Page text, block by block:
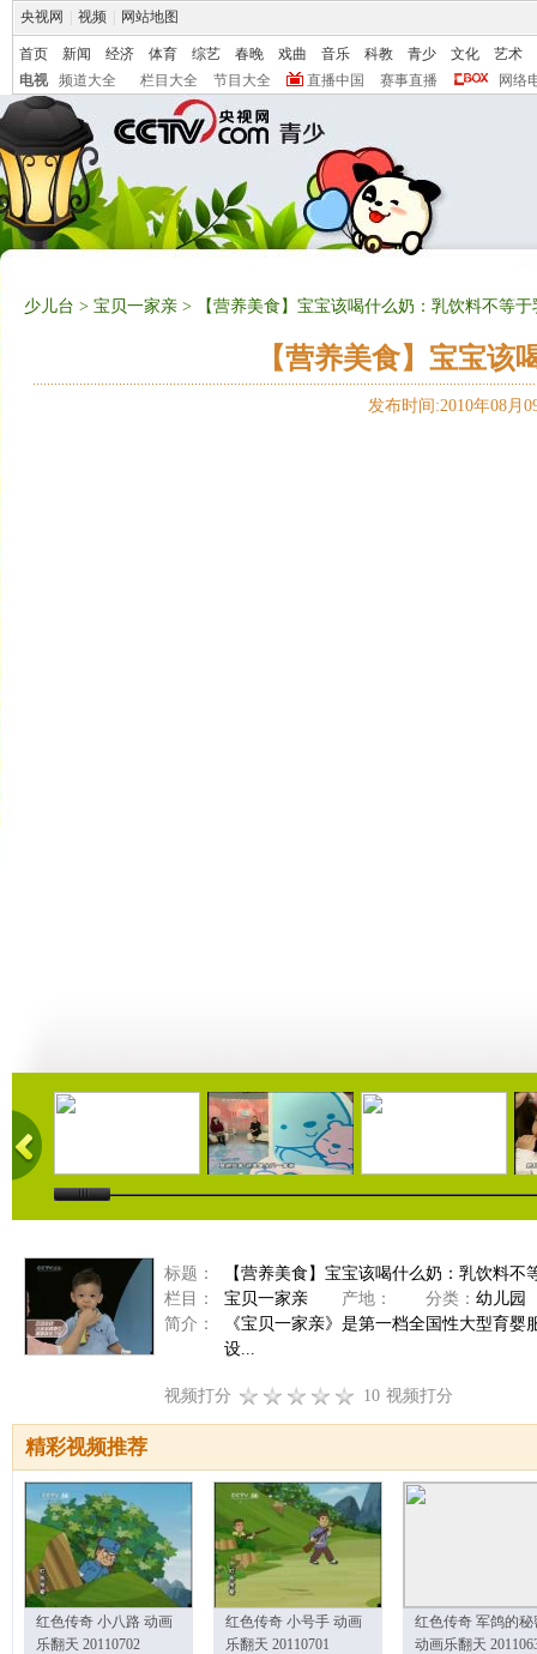
央视网 视频 网站地图
首页 新闻 经济 体育 综艺 春晚 戏曲 音乐 科教 青少 文化
艺术
电视
频道大全 栏目大全 节目大全 直播中国 赛事直播 网络
少儿台 > 宝贝一家亲 > 【营养美食】宝宝该喝什么奶：乳饮料不等于
【营养美食】宝宝该
发布时间:2010年08月
18:51 07:43 10:19
标题：
【营养美食】宝宝该喝什么奶：乳饮料不
栏目：
宝贝一家亲 产地： 分类： 幼儿园
简介：
《宝贝一家亲》是第一档全国性大型育
设...
视频打分 10 视频打分
精彩视频推荐
红色传奇 小八路 动画
乐翻天 20110702
红色传奇 小号手 动画
乐翻天 20110701
红色传奇 军鸽的秘
动画乐翻天